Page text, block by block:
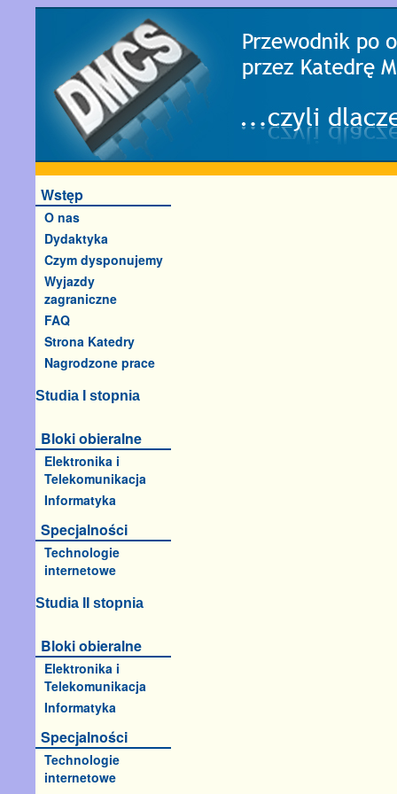
Wstęp
O nas
Dydaktyka
Czym dysponujemy
Wyjazdy
zagraniczne
FAQ
Strona Katedry
Nagrodzone prace
Studia I stopnia
Bloki obieralne
Elektronika i
Telekomunikacja
Informatyka
Specjalności
Technologie
internetowe
Studia II stopnia
Bloki obieralne
Elektronika i
Telekomunikacja
Informatyka
Specjalności
Technologie
internetowe